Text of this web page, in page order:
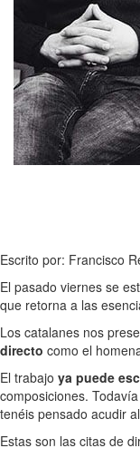
Escrito por: Francisco
El pasado viernes se
que retorna a las
Los catalanes nos
directo como el
El trabajo ya puede
composiciones.
tenéis pensado acudir
Estas son las citas de